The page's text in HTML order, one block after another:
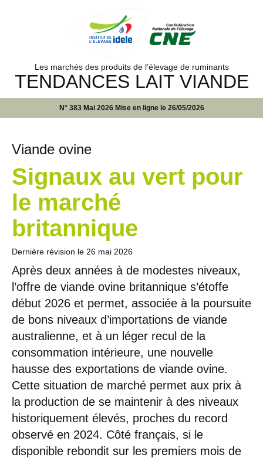
Les marchés des produits de l’élevage de ruminants
TENDANCES LAIT VIANDE
N° 383 Mai 2026 Mise en ligne le 26/05/2026
Viande ovine
Signaux au vert pour
le marché
britannique
Dernière révision le 26 mai 2026
Après deux années à de modestes niveaux,
l’offre de viande ovine britannique s’étoffe
début 2026 et permet, associée à la poursuite
de bons niveaux d’importations de viande
australienne, et à un léger recul de la
consommation intérieure, une nouvelle
hausse des exportations de viande ovine.
Cette situation de marché permet aux prix à
la production de se maintenir à des niveaux
historiquement élevés, proches du record
observé en 2024. Côté français, si le
disponible rebondit sur les premiers mois de